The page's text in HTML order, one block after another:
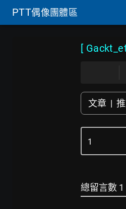
PTT偶像團體區
[
文章 |
總留言數